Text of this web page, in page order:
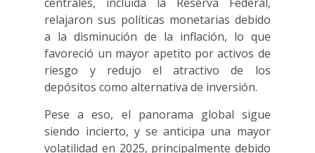
relajaron sus políticas monetarias debido
a la disminución de la inflación, lo que
favoreció un mayor apetito por activos de
riesgo y redujo el atractivo de los
depósitos como alternativa de inversión.
Pese a eso, el panorama global sigue
siendo incierto, y se anticipa una mayor
volatilidad en 2025, principalmente debido